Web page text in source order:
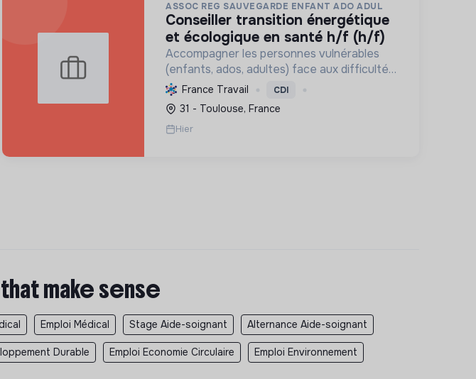
ASSOC REG SAUVEGARDE ENFANT ADO ADUL
conseiller transition énergétique
et écologique en santé h/f (h/f)
Accompagner les personnes vulnérables
(enfants, ados, adultes) face aux difficultés
et promouvoir des pratiques écologiques
durables dans ses structures.
France Travail CDI
31 - Toulouse, France
Hier
make sense
Emploi Médical Stage Aide-soignant Alternance Aide-soignant
Durable Emploi Economie Circulaire Emploi Environnement